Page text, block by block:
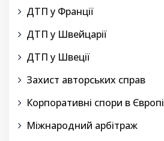
ДТП у Франції
ДТП у Швейцарії
ДТП у Швеції
Захист авторських справ
Корпоративні спори в Європі
Міжнародний арбітраж